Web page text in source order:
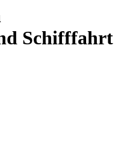
Schifffahrt